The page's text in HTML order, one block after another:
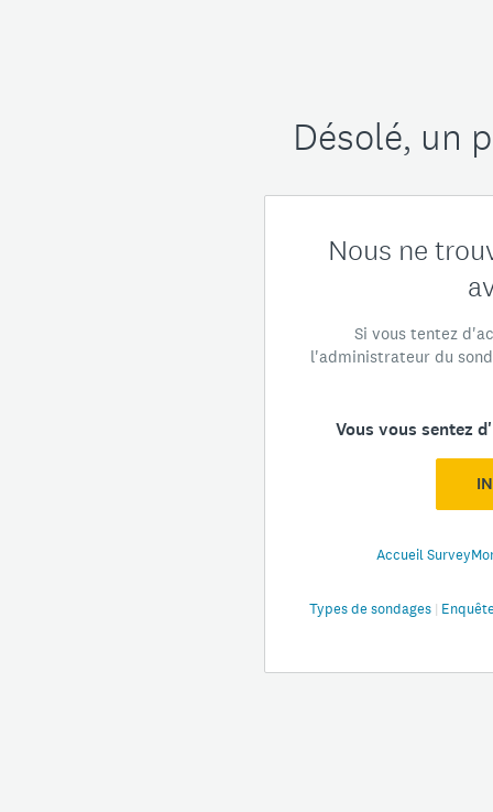
Désolé, un
Nous ne
Si vous tentez
l'administrateur du
Vous vous sentez
Accueil
Types de sondages |